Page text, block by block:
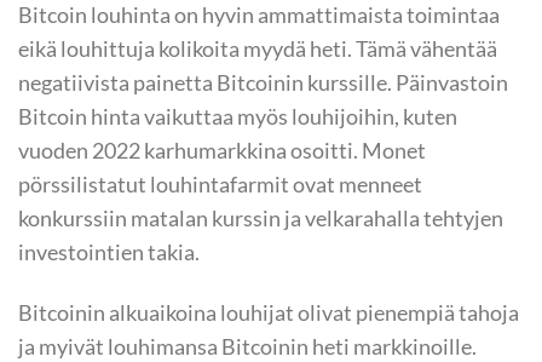
Bitcoin louhinta on hyvin ammattimaista toimintaa
eikä louhittuja kolikoita myydä heti. Tämä vähentää
negatiivista painetta Bitcoinin kurssille. Päinvastoin
Bitcoin hinta vaikuttaa myös louhijoihin, kuten
vuoden 2022 karhumarkkina osoitti. Monet
pörssilistatut louhintafarmit ovat menneet
konkurssiin matalan kurssin ja velkarahalla tehtyjen
investointien takia.
Bitcoinin alkuaikoina louhijat olivat pienempiä tahoja
ja myivät louhimansa Bitcoinin heti markkinoille.